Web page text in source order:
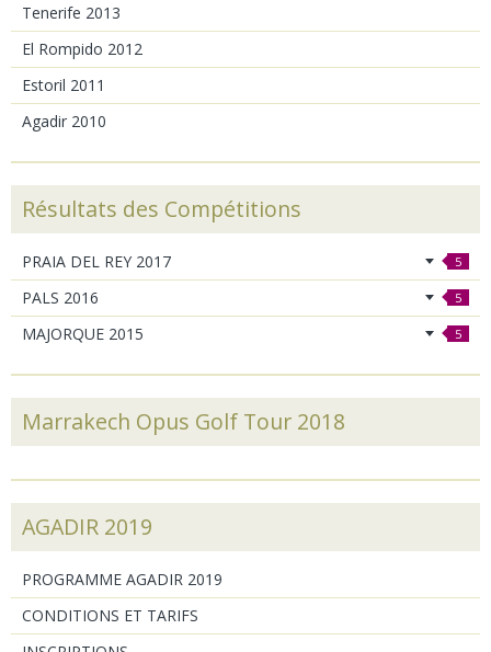
Tenerife 2013
El Rompido 2012
Estoril 2011
Agadir 2010
Résultats des Compétitions
PRAIA DEL REY 2017 5
PALS 2016 5
MAJORQUE 2015 5
Marrakech Opus Golf Tour 2018
AGADIR 2019
PROGRAMME AGADIR 2019
CONDITIONS ET TARIFS